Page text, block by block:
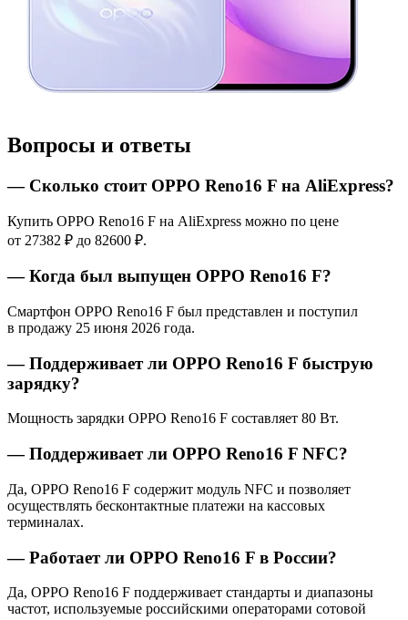
Вопросы и ответы
— Сколько стоит OPPO Reno16 F на AliExpress?
Купить OPPO Reno16 F на AliExpress можно по цене
от 27382 ₽ до 82600 ₽.
— Когда был выпущен OPPO Reno16 F?
Смартфон OPPO Reno16 F был представлен и поступил
в продажу 25 июня 2026 года.
— Поддерживает ли OPPO Reno16 F быструю
зарядку?
Мощность зарядки OPPO Reno16 F составляет 80 Вт.
— Поддерживает ли OPPO Reno16 F NFC?
Да, OPPO Reno16 F содержит модуль NFC и позволяет
осуществлять бесконтактные платежи на кассовых
терминалах.
— Работает ли OPPO Reno16 F в России?
Да, OPPO Reno16 F поддерживает стандарты и диапазоны
частот, используемые российскими операторами сотовой